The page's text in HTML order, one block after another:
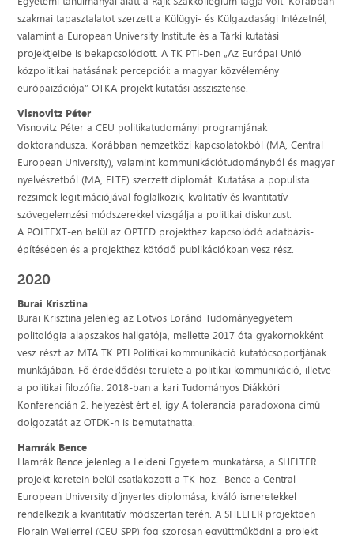
szakmai tapasztalatot szerzett a Külügyi- és Külgazdasági Intézetnél,
valamint a European University Institute és a Tárki kutatási
projektjeibe is bekapcsolódott. A TK PTI-ben „Az Európai Unió
közpolitikai hatásának percepciói: a magyar közvélemény
európaizációja” OTKA projekt kutatási asszisztense.
Visnovitz Péter
Visnovitz Péter a CEU politikatudományi programjának
doktorandusza. Korábban nemzetközi kapcsolatokból (MA, Central
European University), valamint kommunikációtudományból és magyar
nyelvészetből (MA, ELTE) szerzett diplomát. Kutatása a populista
rezsimek legitimációjával foglalkozik, kvalitatív és kvantitatív
szövegelemzési módszerekkel vizsgálja a politikai diskurzust.
A POLTEXT-en belül az OPTED projekthez kapcsolódó adatbázis-
építésében és a projekthez kötődő publikációkban vesz rész.
2020
Burai Krisztina
Burai Krisztina jelenleg az Eötvös Loránd Tudományegyetem
politológia alapszakos hallgatója, mellette 2017 óta gyakornokként
vesz részt az MTA TK PTI Politikai kommunikáció kutatócsoportjának
munkájában. Fő érdeklődési területe a politikai kommunikáció, illetve
a politikai filozófia. 2018-ban a kari Tudományos Diákköri
Konferencián 2. helyezést ért el, így A tolerancia paradoxona című
dolgozatát az OTDK-n is bemutathatta.
Hamrák Bence
Hamrák Bence jelenleg a Leideni Egyetem munkatársa, a SHELTER
projekt keretein belül csatlakozott a TK-hoz. Bence a Central
European University díjnyertes diplomása, kiváló ismeretekkel
rendelkezik a kvantitatív módszertan terén. A SHELTER projektben
Florain Weilerrel (CEU SPP) fog szorosan együttműködni a projekt